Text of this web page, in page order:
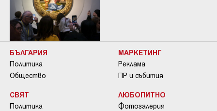
БЪЛГАРИЯ
Политика
Общество
СВЯТ
Политика
МАРКЕТИНГ
Реклама
ПР и събития
ЛЮБОПИТНО
Фотогалерия